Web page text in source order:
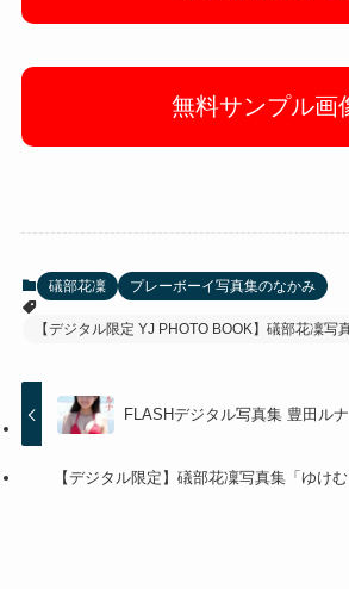
無料サンプル画
礒部花凜 プレーボーイ写真集のなかみ
【デジタル限定 YJ PHOTO BOOK】礒部花凜写
FLASHデジタル写真集 豊田ル
【デジタル限定】礒部花凜写真集「ゆけむ